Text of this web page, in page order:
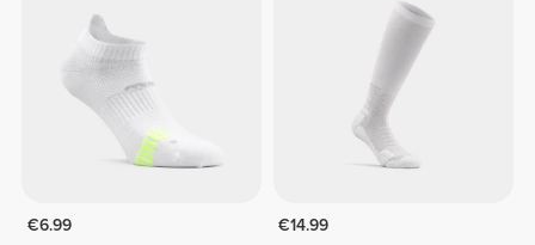
€6.99
€14.99